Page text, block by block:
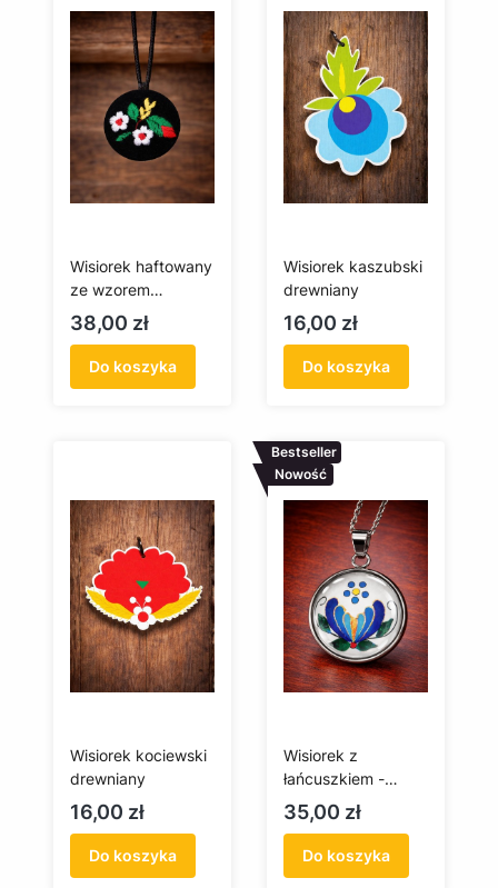
Wisiorek haftowany
ze wzorem
kociewskim z
makami
Cena
38,00 zł
Do koszyka
Wisiorek kaszubski
drewniany
Cena
16,00 zł
Do koszyka
Wisiorek kociewski
drewniany
Cena
16,00 zł
Do koszyka
Bestseller
Nowość
Wisiorek z
łańcuszkiem -
kaszubska palmeta
– rękodzieło
Cena
35,00 zł
Do koszyka